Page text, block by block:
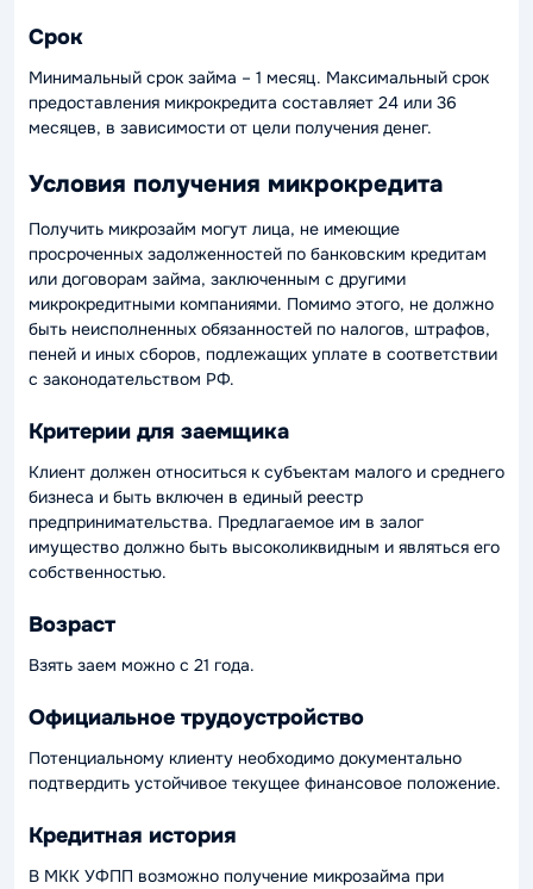
Срок
Минимальный срок займа – 1 месяц. Максимальный срок
предоставления микрокредита составляет 24 или 36
месяцев, в зависимости от цели получения денег.
Условия получения микрокредита
Получить микрозайм могут лица, не имеющие
просроченных задолженностей по банковским кредитам
или договорам займа, заключенным с другими
микрокредитными компаниями. Помимо этого, не должно
быть неисполненных обязанностей по налогов, штрафов,
пеней и иных сборов, подлежащих уплате в соответствии
с законодательством РФ.
Критерии для заемщика
Клиент должен относиться к субъектам малого и среднего
бизнеса и быть включен в единый реестр
предпринимательства. Предлагаемое им в залог
имущество должно быть высоколиквидным и являться его
собственностью.
Возраст
Взять заем можно с 21 года.
Официальное трудоустройство
Потенциальному клиенту необходимо документально
подтвердить устойчивое текущее финансовое положение.
Кредитная история
В МКК УФПП возможно получение микрозайма при